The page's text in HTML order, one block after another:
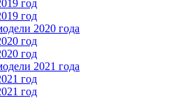
год
год
2020 года
год
год
2021 года
год
год